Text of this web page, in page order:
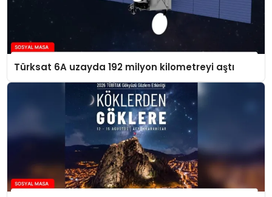
Türksat 6A uzayda 192 milyon kilometreyi aştı